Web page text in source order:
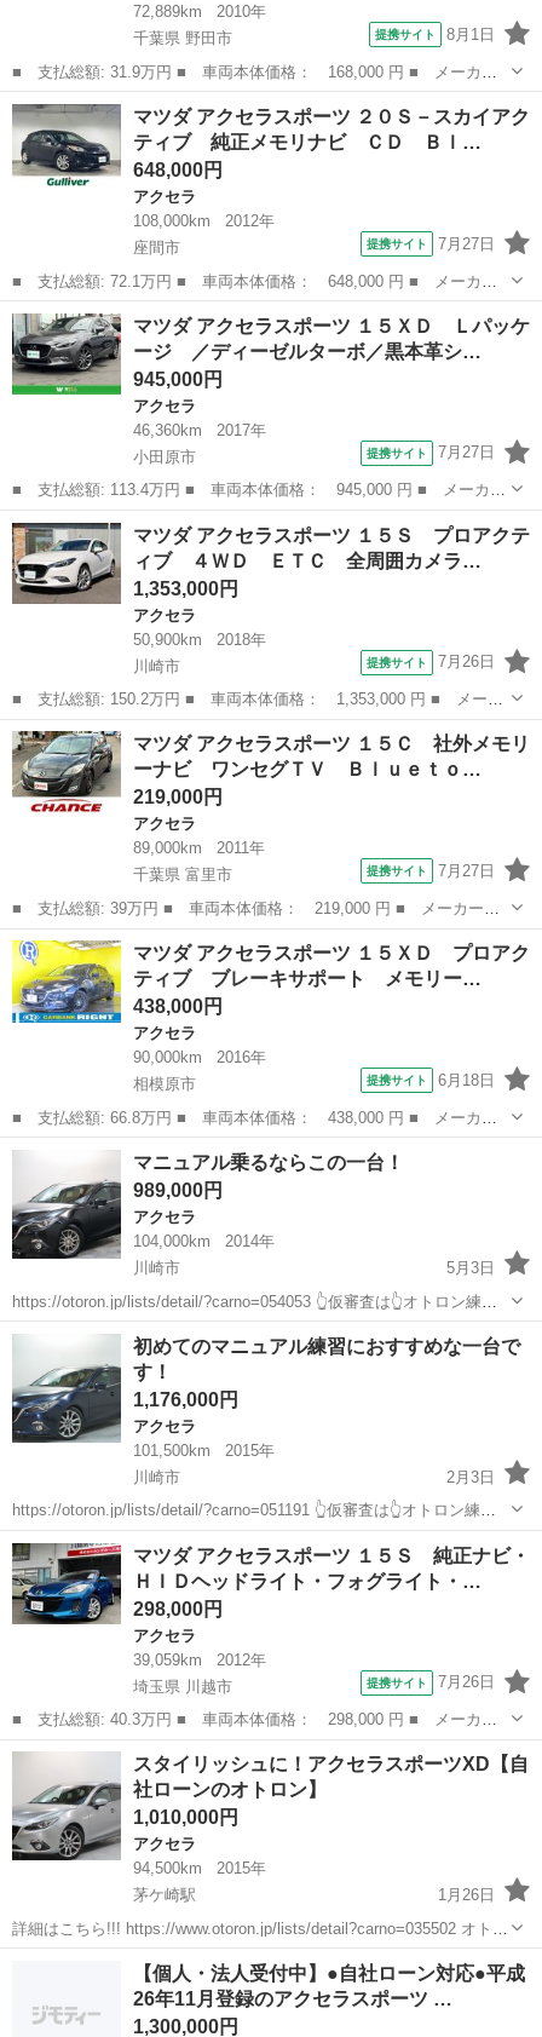
72,889km
2010年
千葉県 野田市
提携サイト 8月1日
■ 支払総額: 31.9万円 ■ 車両本体価格： 168,000 円 ■ メーカー
名： マツダ ■ 車種名： アクセラスポーツ ■ グレード名： １
５Ｃ 純正メモリーナビ 地デジ ＢＴオーディオ バックカメラ
ＥＴＣ キー...
千葉 野田市 アクセラ
マツダ アクセラスポーツ ２０Ｓ－スカイアク
ティブ 純正メモリナビ ＣＤ Ｂｌ…
648,000円
アクセラ
108,000km
2012年
座間市
提携サイト 7月27日
■ 支払総額: 72.1万円 ■ 車両本体価格： 648,000 円 ■ メーカー
名： マツダ ■ 車種名： アクセラスポーツ ■ グレード名： ２
０Ｓ－スカイアクティブ 純正メモリナビ ＣＤ Ｂｌｕｅｔｏｏｔ
ｈ ＦＭ Ａ...
神奈川 座間市 アクセラ
マツダ アクセラスポーツ １５ＸＤ Ｌパッケ
ージ ／ディーゼルターボ／黒本革シ…
945,000円
アクセラ
46,360km
2017年
小田原市
提携サイト 7月27日
■ 支払総額: 113.4万円 ■ 車両本体価格： 945,000 円 ■ メーカー
名： マツダ ■ 車種名： アクセラスポーツ ■ グレード名： １
５ＸＤ Ｌパッケージ ／ディーゼルターボ／黒本革シート／安全装
置／純正ナ...
神奈川 小田原市 アクセラ
マツダ アクセラスポーツ １５Ｓ プロアクテ
ィブ ４ＷＤ ＥＴＣ 全周囲カメラ…
1,353,000円
アクセラ
50,900km
2018年
川崎市
提携サイト 7月26日
■ 支払総額: 150.2万円 ■ 車両本体価格： 1,353,000 円 ■ メーカ
ー名： マツダ ■ 車種名： アクセラスポーツ ■ グレード名：
１５Ｓ プロアクティブ ４ＷＤ ＥＴＣ 全周囲カメラ ナビ Ｔ
Ｖ クリ...
神奈川 川崎市 アクセラ
マツダ アクセラスポーツ １５Ｃ 社外メモリ
ーナビ ワンセグＴＶ Ｂｌｕｅｔｏ…
219,000円
アクセラ
89,000km
2011年
千葉県 富里市
提携サイト 7月27日
■ 支払総額: 39万円 ■ 車両本体価格： 219,000 円 ■ メーカー
名： マツダ ■ 車種名： アクセラスポーツ ■ グレード名： １
５Ｃ 社外メモリーナビ ワンセグＴＶ Ｂｌｕｅｔｏｏｔｈ ＤＶ
Ｄ ＣＤ キーレ...
千葉 富里市 アクセラ
マツダ アクセラスポーツ １５ＸＤ プロアク
ティブ ブレーキサポート メモリー…
438,000円
アクセラ
90,000km
2016年
相模原市
提携サイト 6月18日
■ 支払総額: 66.8万円 ■ 車両本体価格： 438,000 円 ■ メーカー
名： マツダ ■ 車種名： アクセラスポーツ ■ グレード名： １
５ＸＤ プロアクティブ ブレーキサポート メモリーナビ バック
カメラ ■ ...
神奈川 相模原市 アクセラ
マニュアル乗るならこの一台！
989,000円
アクセラ
104,000km
2014年
川崎市
5月3日
https://otoron.jp/lists/detail/?carno=054053 👆仮審査は👆オトロン練馬
店へ✨👆🌠 教習車にも採用される安心感のある一台！ディーゼルなの
で坂道もグングン進みます！ 🔴「...
神奈川 川崎市 アクセラ オトロン
初めてのマニュアル練習におすすめな一台で
す！
1,176,000円
アクセラ
101,500km
2015年
川崎市
2月3日
https://otoron.jp/lists/detail/?carno=051191 👆仮審査は👆オトロン練馬
店へ✨👆🌠 教習車にも採用されている車種なので練習に最適な車種と
なっております！初めてのお車でいかがで...
神奈川 川崎市 アクセラ
マツダ アクセラスポーツ １５Ｓ 純正ナビ・
ＨＩＤヘッドライト・フォグライト・…
298,000円
アクセラ
39,059km
2012年
埼玉県 川越市
提携サイト 7月26日
■ 支払総額: 40.3万円 ■ 車両本体価格： 298,000 円 ■ メーカー
名： マツダ ■ 車種名： アクセラスポーツ ■ グレード名： １
５Ｓ 純正ナビ・ＨＩＤヘッドライト・フォグライト・純正１６イン
チアルミホイ...
埼玉 川越市 アクセラ
スタイリッシュに！アクセラスポーツXD【自
社ローンのオトロン】
1,010,000円
アクセラ
94,500km
2015年
茅ケ崎駅
1月26日
詳細はこちら!!! https://www.otoron.jp/lists/detail?carno=035502 オトロ
ンの自社ローンは金利無し！！！ 他社で断られた方でも、自己破産、
債務整理、ローンブラックの方...
茅ヶ崎市 茅ケ崎駅 アクセラ オトロン
【個人・法人受付中】●自社ローン対応●平成
26年11月登録のアクセラスポーツ …
1,300,000円